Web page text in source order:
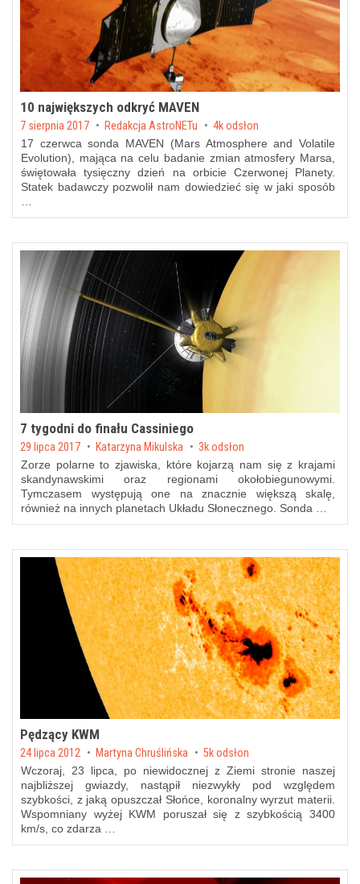
10 największych odkryć MAVEN
Posted on
7 sierpnia 2017 by Redakcja AstroNETu 4k odsłon
17 czerwca sonda MAVEN (Mars Atmosphere and Volatile
Evolution), mająca na celu badanie zmian atmosfery Marsa,
świętowała tysięczny dzień na orbicie Czerwonej Planety.
Statek badawczy pozwolił nam dowiedzieć się w jaki sposób
…
7 tygodni do finału Cassiniego
Posted on
29 lipca 2017 by Katarzyna Mikulska 3k odsłon
Zorze polarne to zjawiska, które kojarzą nam się z krajami
skandynawskimi oraz regionami okołobiegunowymi.
Tymczasem występują one na znacznie większą skalę,
również na innych planetach Układu Słonecznego. Sonda …
Pędzący KWM
Posted on
24 lipca 2012 by Martyna Chruślińska 5k odsłon
Wczoraj, 23 lipca, po niewidocznej z Ziemi stronie naszej
najbliższej gwiazdy, nastąpił niezwykły pod względem
szybkości, z jaką opuszczał Słońce, koronalny wyrzut materii.
Wspomniany wyżej KWM poruszał się z szybkością 3400
km/s, co zdarza …